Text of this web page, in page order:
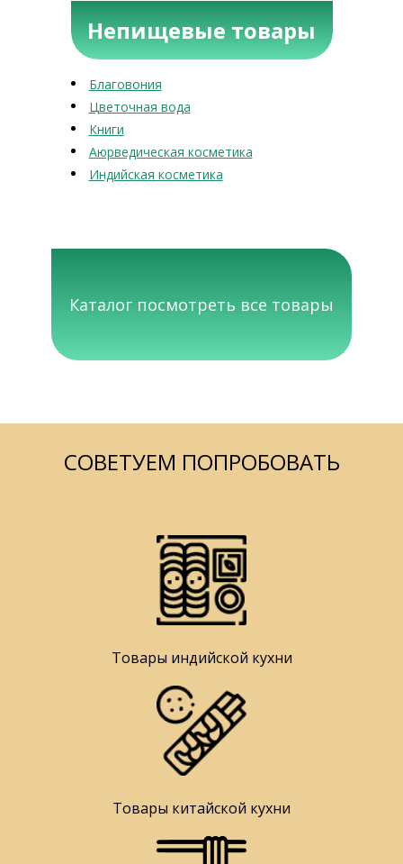
Непищевые товары
Благовония
Цветочная вода
Книги
Аюрведическая косметика
Индийская косметика
Каталог посмотреть все товары
СОВЕТУЕМ ПОПРОБОВАТЬ
Товары индийской кухни
Товары китайской кухни